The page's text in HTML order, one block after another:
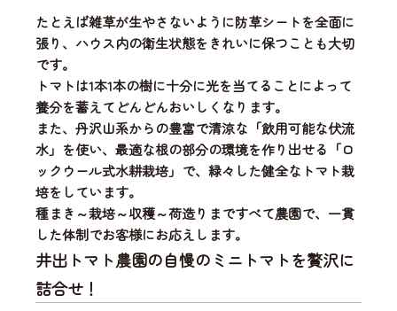
たとえば雑草が生やさないように防草シートを全面に
張り、ハウス内の衛生状態をきれいに保つことも大切
です。
トマトは1本1本の樹に十分に光を当てることによって
養分を蓄えてどんどんおいしくなります。
また、丹沢山系からの豊富で清涼な「飲用可能な伏流
水」を使い、 最適な根の部分の環境を作り出せる「ロ
ックウール式水耕栽培」 で、緑々した健全なトマト栽
培をしています。
種まき～栽培～収穫～荷造りまですべて農園で、一貫
した体制でお客様にお応えします。
井出トマト農園の自慢のミニトマトを贅沢に
詰合せ！